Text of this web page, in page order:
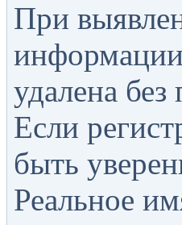
При
информации
удалена
Если
быть
Реальное